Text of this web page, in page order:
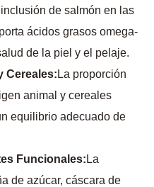
inclusión de salmón en las
ácidos grasos omega-
de la piel y el pelaje.
Cereales: La proporción
animal y cereales
equilibrio adecuado de
Funcionales: La
de azúcar, cáscara de